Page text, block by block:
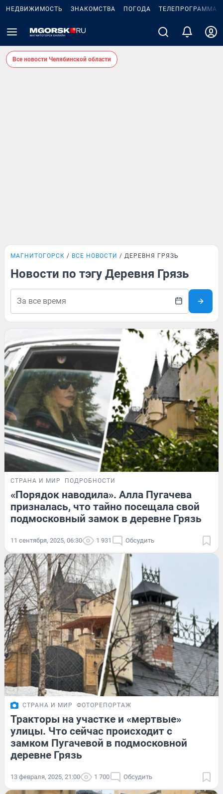
НЕДВИЖИМОСТЬ ЗНАКОМСТВА ПОГОДА ТЕЛЕПРОГРАММА
Все новости Челябинской области
МАГНИТОГОРСК ВСЕ НОВОСТИ ДЕРЕВНЯ ГРЯЗЬ
Новости по тэгу Деревня Грязь
СТРАНА И МИР ПОДРОБНОСТИ
«Порядок наводила». Алла Пугачева
призналась, что тайно посещала свой
подмосковный замок в деревне Грязь
11 сентября, 2025, 06:30 1 931 Обсудить
СТРАНА И МИР ФОТОРЕПОРТАЖ
Тракторы на участке и «мертвые»
улицы. Что сейчас происходит с
замком Пугачевой в подмосковной
деревне Грязь
13 февраля, 2025, 21:00 1 700 Обсудить